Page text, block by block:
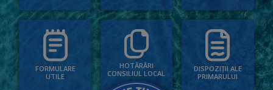
FORMULARE
UTILE
HOTĂRÂRI
CONSILIUL LOCAL
DISPOZIȚII ALE
PRIMARULUI